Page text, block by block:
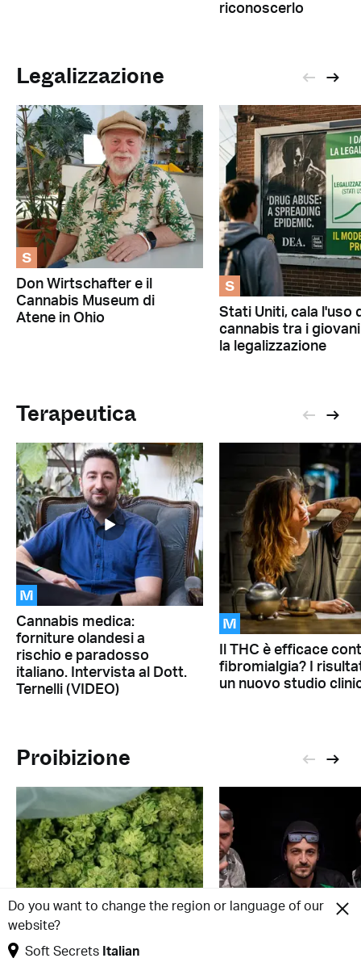
Do you want to change the region or language of our
website?
Soft Secrets Italian
riconoscerlo
Legalizzazione
S
Don Wirtschafter e il
Cannabis Museum di
Atene in Ohio
S
Stati Uniti, cala l'uso
cannabis tra i
la legalizzazione
Terapeutica
M
Cannabis medica:
forniture olandesi a
rischio e paradosso
italiano. Intervista al Dott.
Ternelli (VIDEO)
M
Il THC è efficace
fibromialgia? I
un nuovo studio
Proibizione